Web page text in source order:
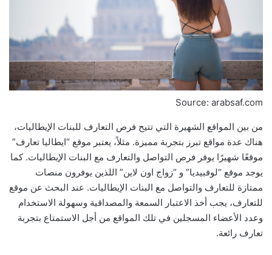
Source: arabsaf.com
من بين المواقع الشهيرة التي تتيح فرص التعارف للبنات الإيطاليات،
هناك عدة مواقع تبرز بتجربة مميزة. مثلاً، يعتبر موقع “ايطاليا تعارف”
موقعًا شهيرًا يوفر فرص التواصل والتعارف مع البنات الإيطاليات. كما
يوجد موقع “لوفبيديا” و “زواج اون لاين” اللذين يوفرون منصات
ممتازة للتعارف والتواصل مع البنات الإيطاليات. عند البحث عن موقع
للتعارف، يجب أخذ الاعتبار السمعة والمصداقية وسهولة الاستخدام
وعدد الأعضاء المسجلين في تلك المواقع من أجل الاستمتاع بتجربة
تعارف رائعة.